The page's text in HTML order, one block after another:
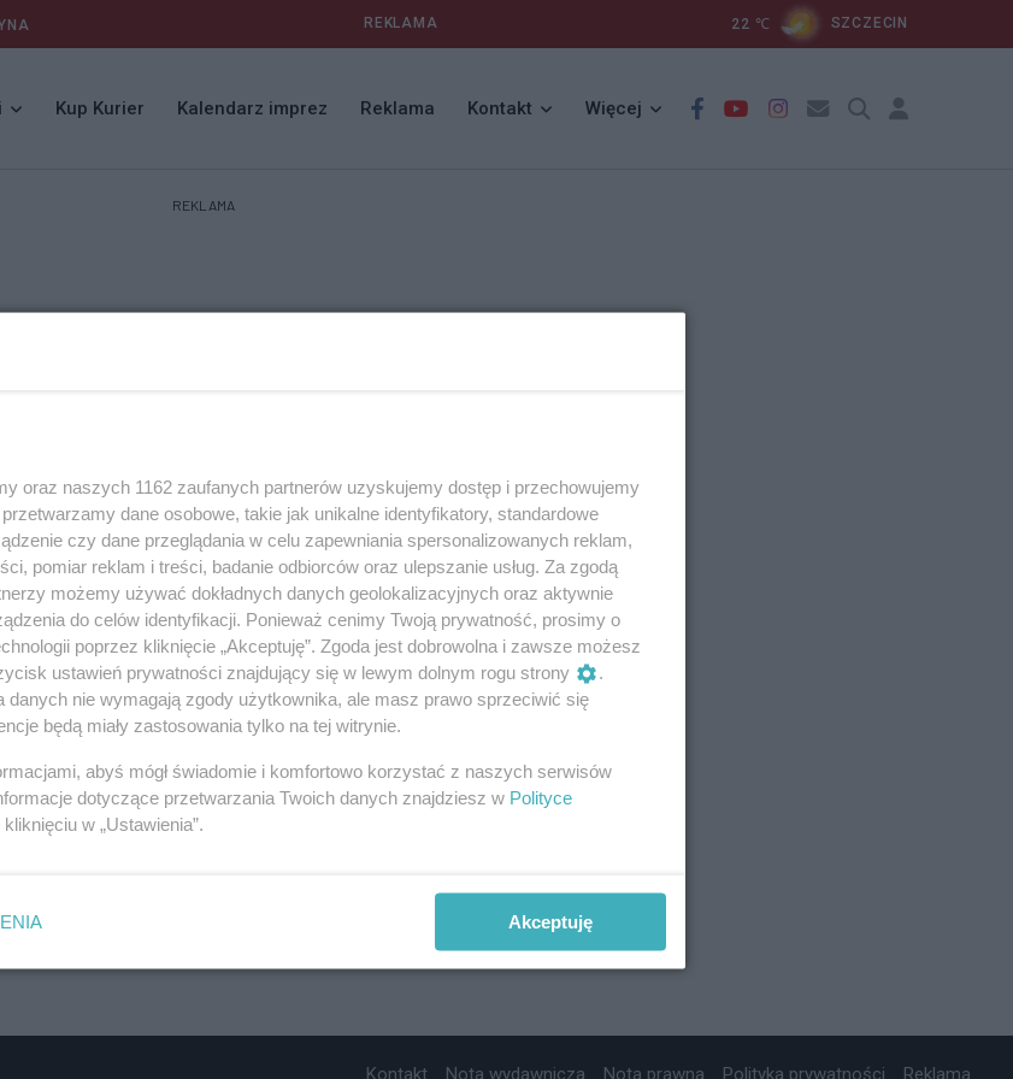
REKLAMA 22 ℃ SZCZECIN
Kup Kurier Kalendarz imprez Reklama Kontakt Więcej
REKLAMA
Kontakt Nota wydawnicza Nota prawna Polityka prywatności Reklama
oraz naszych 1162 zaufanych partnerów uzyskujemy dostęp i przechowujemy
dane osobowe, takie jak unikalne identyfikatory, standardowe
czy dane przeglądania w celu zapewniania spersonalizowanych reklam,
pomiar reklam i treści, badanie odbiorców oraz ulepszanie usług. Za zgodą
możemy używać dokładnych danych geolokalizacyjnych oraz aktywnie
do celów identyfikacji. Ponieważ cenimy Twoją prywatność, prosimy o
poprzez kliknięcie „Akceptuję”. Zgoda jest dobrowolna i zawsze możesz
ustawień prywatności znajdujący się w lewym dolnym rogu strony
.
danych nie wymagają zgody użytkownika, ale masz prawo sprzeciwić się
będą miały zastosowania tylko na tej witrynie.
abyś mógł świadomie i komfortowo korzystać z naszych serwisów
dotyczące przetwarzania Twoich danych znajdziesz w Polityce
w „Ustawienia”.
Akceptuję